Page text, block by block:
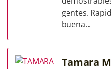
gentes.
buena...
Tamara